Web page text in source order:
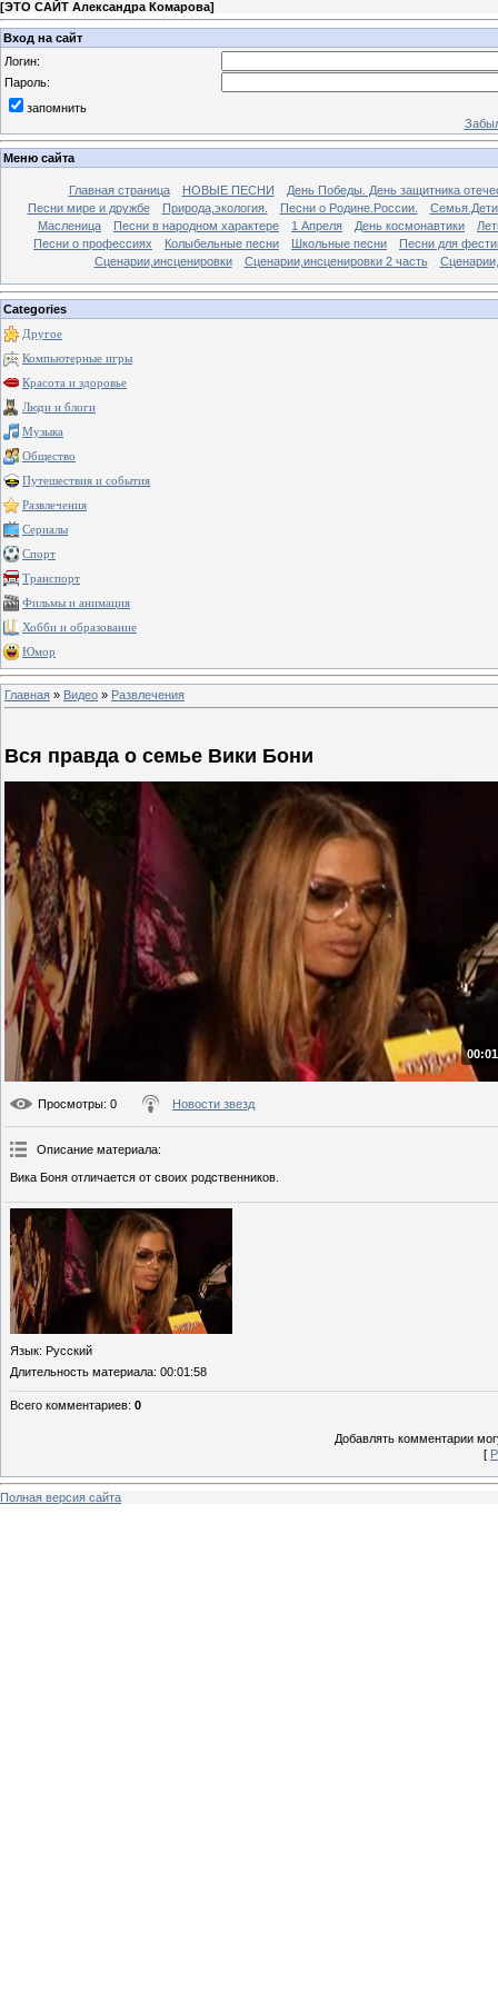
[ЭТО САЙТ Александра Комарова]
Вход на сайт
Логин:
Пароль:
запомнить
Меню сайта
Главная страница НОВЫЕ ПЕСНИ
День Победы. День защитника
Песни мире и дружбе
Природа,экология. Песни о Родине.России.
Масленица
Песни в народном характере 1 Апреля День космонавтики
Песни о профессиях
Колыбельные песни Школьные песни
Песни для
Сценарии,инсценировки
Сценарии,инсценировки 2 часть
Categories
Другое
Компьютерные игры
Красота и здоровье
Люди и блоги
Музыка
Общество
Путешествия и события
Развлечения
Сериалы
Спорт
Транспорт
Фильмы и анимация
Хобби и образование
Юмор
Главная » Видео » Развлечения
Вся правда о семье Вики Бони
Просмотры: 0 Новости звезд
Описание материала:
Вика Боня отличается от своих родственников.
Язык: Русский
Длительность материала: 00:01:58
Всего комментариев: 0
Добавлять комментарии
[
Полная версия сайта